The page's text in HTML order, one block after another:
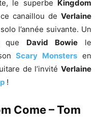
le superbe Kingdom
canaillou de Verlaine
l’année suivante. Un
que David Bowiele
Scary Monsters en
de l’invité Verlaine
!
Come – Tom